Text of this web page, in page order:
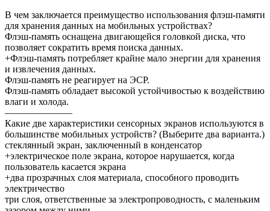
В чем заключается преимущество использования флэш-памяти
для хранения данных на мобильных устройствах?
Флэш-память оснащена двигающейся головкой диска, что
позволяет сократить время поиска данных.
+Флэш-память потребляет крайне мало энергии для хранения
и извлечения данных.
Флэш-память не реагирует на ЭСР.
Флэш-память обладает высокой устойчивостью к воздействию
влаги и холода.
———————
Какие две характеристики сенсорных экранов используются в
большинстве мобильных устройств? (Выберите два варианта.)
стеклянный экран, заключенный в конденсатор
+электрическое поле экрана, которое нарушается, когда
пользователь касается экрана
+два прозрачных слоя материала, способного проводить
электричество
три слоя, ответственные за электропроводность, с маленьким